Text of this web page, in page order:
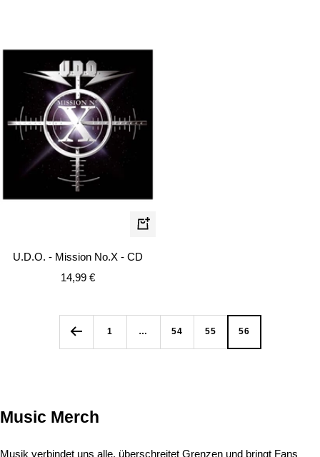
In
U.D.O. - Mission No.X - CD
Angebotspreis
14,99 €
1 … 54 55 56
Music Merch
Musik verbindet uns alle, überschreitet Grenzen und bringt Fans